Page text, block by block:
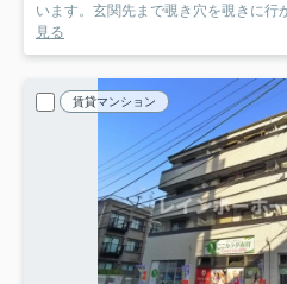
います。玄関先まで覗き穴を覗きに行
見る
賃貸マンション